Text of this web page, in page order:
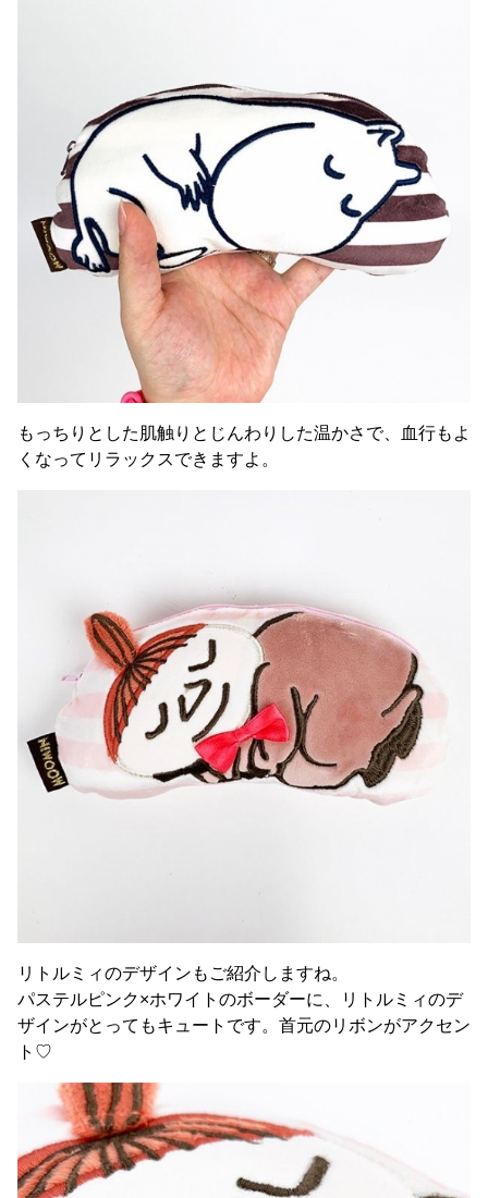
もっちりとした肌触りとじんわりした温かさで、血行もよ
くなってリラックスできますよ。
リトルミィのデザインもご紹介しますね。
パステルピンク×ホワイトのボーダーに、リトルミィのデ
ザインがとってもキュートです。首元のリボンがアクセン
ト♡